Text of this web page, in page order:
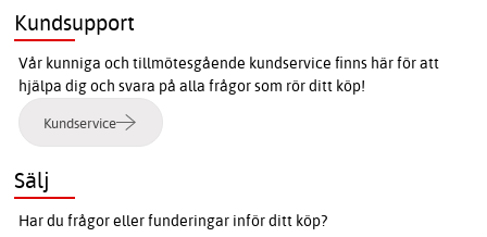
Kundsupport
Vår kunniga och tillmötesgående kundservice finns här för att
hjälpa dig och svara på alla frågor som rör ditt köp!
Kundservice
Sälj
Har du frågor eller funderingar inför ditt köp?